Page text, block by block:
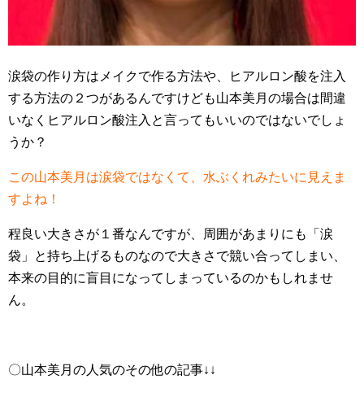
涙袋の作り方はメイクで作る方法や、ヒアルロン酸を注入
する方法の２つがあるんですけども山本美月の場合は間違
いなくヒアルロン酸注入と言ってもいいのではないでしょ
うか？
この山本美月は涙袋ではなくて、水ぶくれみたいに見えま
すよね！
程良い大きさが１番なんですが、周囲があまりにも「涙
袋」と持ち上げるものなので大きさで競い合ってしまい、
本来の目的に盲目になってしまっているのかもしれませ
ん。
〇山本美月の人気のその他の記事↓↓